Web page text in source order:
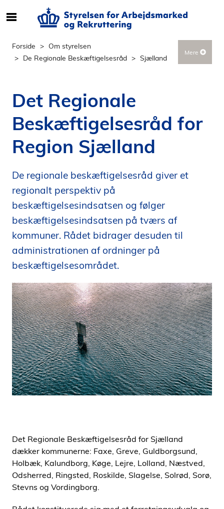
e
r
n
h
l
p
å
s
i
d
n
Forside
Om styrelsen
De Regionale Beskæftigelsesråd
Sjælland
Mere
Det Regionale
Beskæftigelsesråd for
Region Sjælland
De regionale beskæftigelsesråd giver et
regionalt perspektiv på
beskæftigelsesindsatsen og følger
beskæftigelsesindsatsen på tværs af
kommuner. Rådet bidrager desuden til
administrationen af ordninger på
beskæftigelsesområdet.
Det Regionale Beskæftigelsesråd for Sjælland
dækker kommunerne: Faxe, Greve, Guldborgsund,
Holbæk, Kalundborg, Køge, Lejre, Lolland, Næstved,
Odsherred, Ringsted, Roskilde, Slagelse, Solrød, Sorø,
Stevns og Vordingborg.